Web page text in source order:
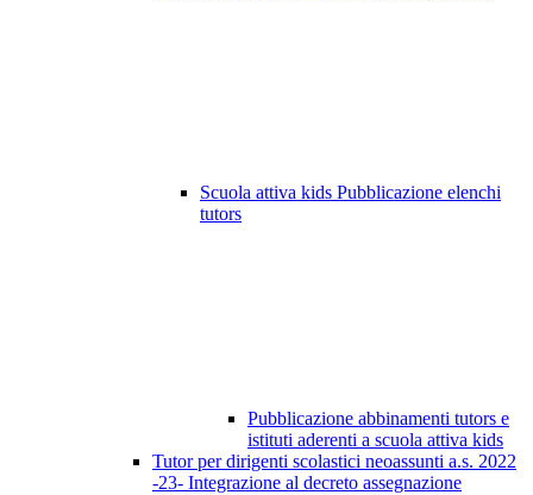
Scuola attiva kids Pubblicazione elenchi
tutors
Pubblicazione abbinamenti tutors e
istituti aderenti a scuola attiva kids
Tutor per dirigenti scolastici neoassunti a.s. 2022
-23- Integrazione al decreto assegnazione